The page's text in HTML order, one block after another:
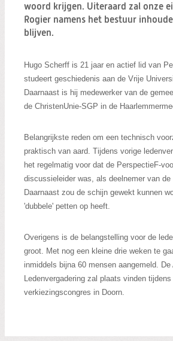
woord krijgen. Uiteraard zal onze
Rogier namens het bestuur
blijven.
Hugo Scherff is 21 jaar en actief lid van
studeert geschiedenis aan de Vrije
Daarnaast is hij medewerker van de
de ChristenUnie-SGP in de
Belangrijkste reden om een technisch
praktisch van aard. Tijdens vorige
het regelmatig voor dat de PerspectieF-
discussieleider was, als deelnemer van
Daarnaast zou de schijn gewekt kunnen
'dubbele' petten op heeft.
Overigens is de belangstelling voor de
groot. Met nog een kleine drie weken te
inmiddels bijna 60 mensen aangemeld. De
Ledenvergadering zal plaats vinden
verkiezingscongres in Doorn.